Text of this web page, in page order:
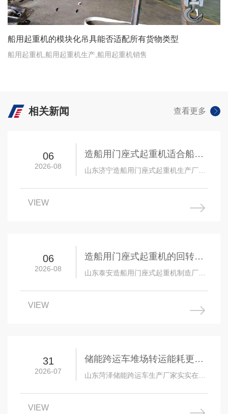
船用起重机的模块化吊具能否适配所有货物类型
船用起重机,船用起重机生产,船用起重机销售
相关新闻 查看更多
06
2026-08
造船用门座式起重机适合船台
滑道作业吗
山东济宁造船用门座式起重机生产厂家
VIEW
06
2026-08
造船用门座式起重机的回转机
构耐用吗
山东泰安造船用门座式起重机制造厂家
VIEW
31
2026-07
储能跨运车堆场转运能耗更低
吗
山东菏泽储能跨运车生产厂家实实在在
VIEW